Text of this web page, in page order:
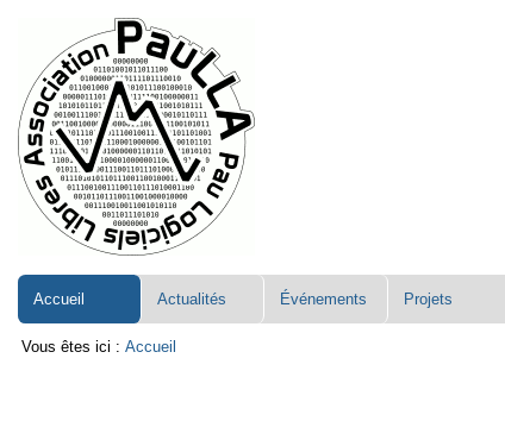
contenu.
Aller
à
la
navigation
Accueil Actualités Événements Projets
Vous êtes ici : Accueil